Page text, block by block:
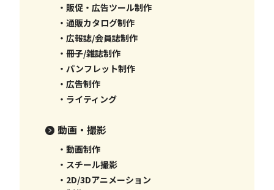
・販促・広告ツール制作
・通販カタログ制作
・広報誌/会員誌制作
・冊子/雑誌制作
・パンフレット制作
・広告制作
・ライティング
動画・撮影
・動画制作
・スチール撮影
・2D/3Dアニメーション